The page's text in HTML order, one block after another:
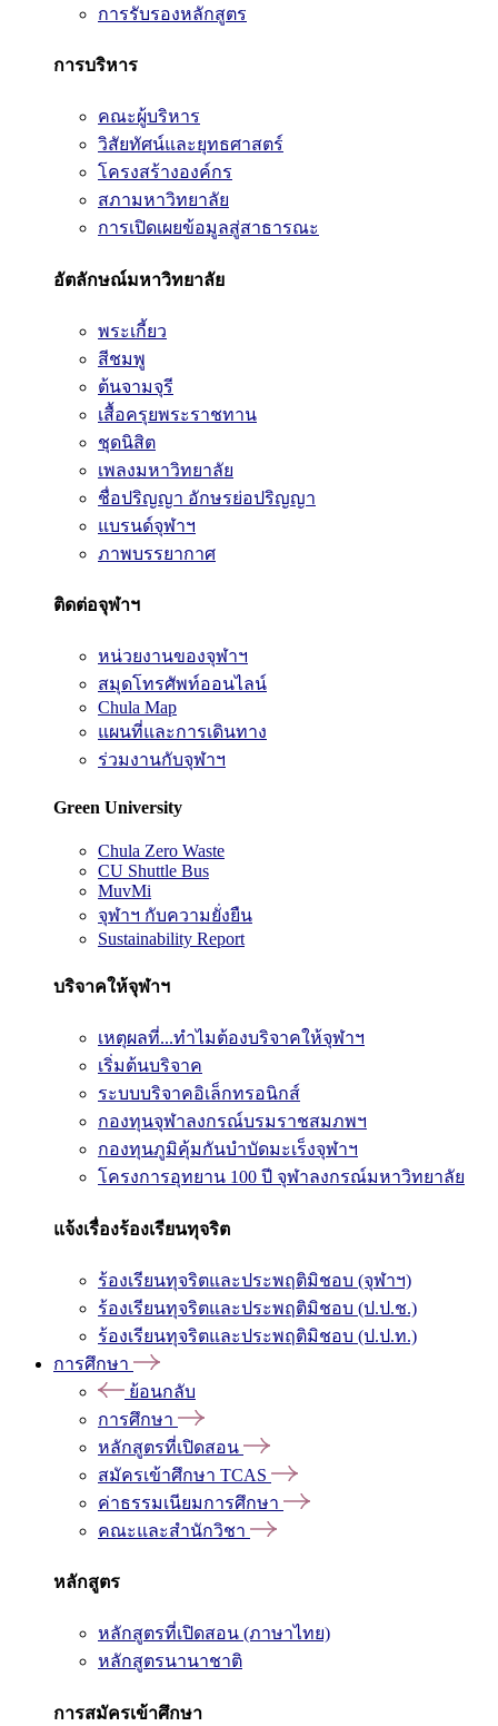
การรับรองหลักสูตร
การบริหาร
คณะผู้บริหาร
วิสัยทัศน์และยุทธศาสตร์
โครงสร้างองค์กร
สภามหาวิทยาลัย
การเปิดเผยข้อมูลสู่สาธารณะ
อัตลักษณ์มหาวิทยาลัย
พระเกี้ยว
สีชมพู
ต้นจามจุรี
เสื้อครุยพระราชทาน
ชุดนิสิต
เพลงมหาวิทยาลัย
ชื่อปริญญา อักษรย่อปริญญา
แบรนด์จุฬาฯ
ภาพบรรยากาศ
ติดต่อจุฬาฯ
หน่วยงานของจุฬาฯ
สมุดโทรศัพท์ออนไลน์
Chula Map
แผนที่และการเดินทาง
ร่วมงานกับจุฬาฯ
Green University
Chula Zero Waste
CU Shuttle Bus
MuvMi
จุฬาฯ กับความยั่งยืน
Sustainability Report
บริจาคให้จุฬาฯ
เหตุผลที่...ทำไมต้องบริจาคให้จุฬาฯ
เริ่มต้นบริจาค
ระบบบริจาคอิเล็กทรอนิกส์
กองทุนจุฬาลงกรณ์บรมราชสมภพฯ
กองทุนภูมิคุ้มกันบำบัดมะเร็งจุฬาฯ
โครงการอุทยาน 100 ปี จุฬาลงกรณ์มหาวิทยาลัย
แจ้งเรื่องร้องเรียนทุจริต
ร้องเรียนทุจริตและประพฤติมิชอบ (จุฬาฯ)
ร้องเรียนทุจริตและประพฤติมิชอบ (ป.ป.ช.)
ร้องเรียนทุจริตและประพฤติมิชอบ (ป.ป.ท.)
การศึกษา
ย้อนกลับ
การศึกษา
หลักสูตรที่เปิดสอน
สมัครเข้าศึกษา TCAS
ค่าธรรมเนียมการศึกษา
คณะและสำนักวิชา
หลักสูตร
หลักสูตรที่เปิดสอน (ภาษาไทย)
หลักสูตรนานาชาติ
การสมัครเข้าศึกษา